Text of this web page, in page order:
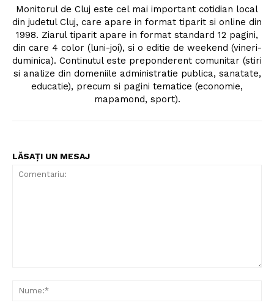
Monitorul de Cluj este cel mai important cotidian local
din judetul Cluj, care apare in format tiparit si online din
1998. Ziarul tiparit apare in format standard 12 pagini,
din care 4 color (luni-joi), si o editie de weekend (vineri-
duminica). Continutul este preponderent comunitar (stiri
si analize din domeniile administratie publica, sanatate,
educatie), precum si pagini tematice (economie,
mapamond, sport).
LĂSAȚI UN MESAJ